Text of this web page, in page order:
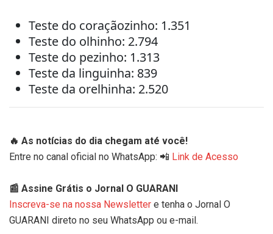
Teste do coraçãozinho: 1.351
Teste do olhinho: 2.794
Teste do pezinho: 1.313
Teste da linguinha: 839
Teste da orelhinha: 2.520
🔥 As notícias do dia chegam até você!
Entre no canal oficial no WhatsApp: 📲 Link de Acesso
📰 Assine Grátis o Jornal O GUARANI
Inscreva-se na nossa Newsletter e tenha o Jornal O
GUARANI direto no seu WhatsApp ou e-mail.